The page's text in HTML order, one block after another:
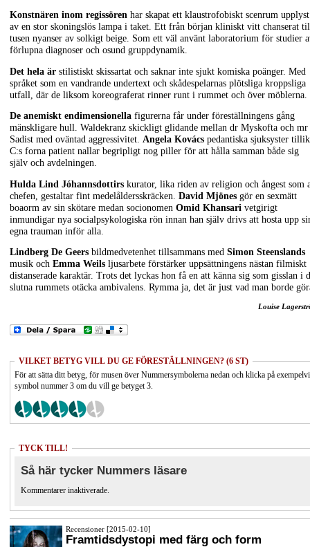
Konstnären inom regissören har skapat ett klaustrofobiskt scenrum upplyst
av en stor skoningslös lampa i taket. Ett från början kliniskt vitt chanserat
tusen nyanser av solkigt beige. Som ett väl använt laboratorium för studier
förlupna diagnoser och osund gruppdynamik.
Det hela är stilistiskt skissartat och saknar inte sjukt komiska poänger. Med
språket som en vandrande undertext och skådespelarnas plötsliga kroppsliga
utfall, där de liksom koreograferat rinner runt i rummet och över möblerna.
De anemiskt endimensionella figurerna får under föreställningens gång
mänskligare hull. Waldekranz skickligt glidande mellan dr Myskofta och mr
Sadist med oväntad aggressivitet. Angela Kovács pedantiska sjuksyster
C:s forna patient nallar begripligt nog piller för att hålla samman både sig
själv och avdelningen.
Hulda Lind Jóhannsdottirs kurator, lika riden av religion och ångest som
chefen, gestaltar fint medelåldersskräcken. David Mjönes gör en sexmätt
boaorm av sin skötare medan socionomen Omid Khansari vetgirigt
inmundigar nya socialpsykologiska rön innan han själv drivs att hosta upp
egna trauman inför alla.
Lindberg De Geers bildmedvetenhet tillsammans med Simon Steenslands
musik och Emma Weils ljusarbete förstärker uppsättningens nästan filmiskt
distanserade karaktär. Trots det lyckas hon få en att känna sig som gisslan i
slutna rummets otäcka ambivalens. Rymma ja, det är just vad man borde
Louise
VILKET BETYG VILL DU GE FÖRESTÄLLNINGEN? (6 ST)
För att sätta ditt betyg, för musen över Nummersymbolerna nedan och klicka på
symbol nummer 3 om du vill ge betyget 3.
TYCK TILL!
Så här tycker Nummers läsare
Kommentarer inaktiverade.
Recensioner [2015-02-10]
Framtidsdystopi med färg och form